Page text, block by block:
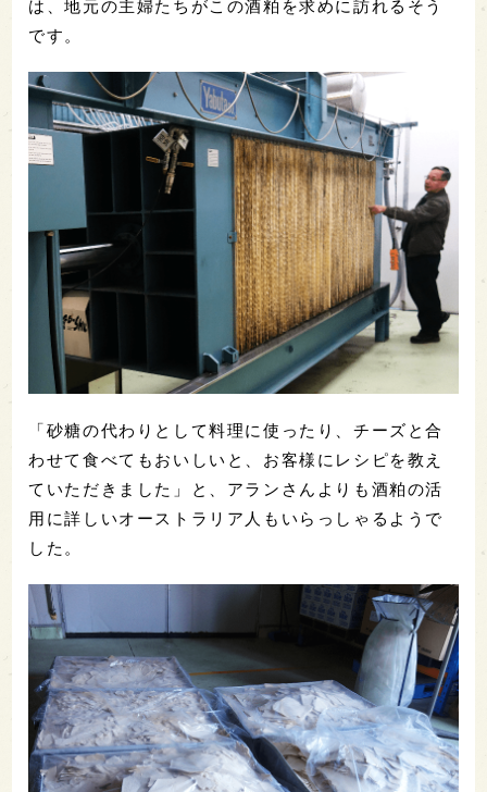
は、地元の主婦たちがこの酒粕を求めに訪れるそう
です。
「砂糖の代わりとして料理に使ったり、チーズと合
わせて食べてもおいしいと、お客様にレシピを教え
ていただきました」と、アランさんよりも酒粕の活
用に詳しいオーストラリア人もいらっしゃるようで
した。